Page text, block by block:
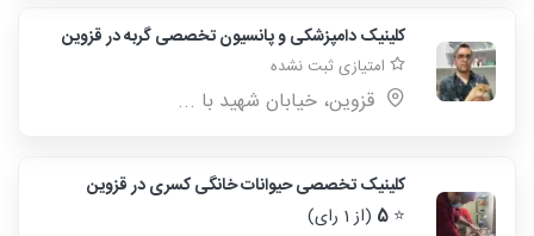
کلینیک دامپزشکی و پانسیون تخصصی گربه در قزوین
امتیازی ثبت نشده
قزوین، خیابان شهید با ...
کلینیک تخصصی حیوانات خانگی کسری در قزوین
⭐
5 (از 1 رای)